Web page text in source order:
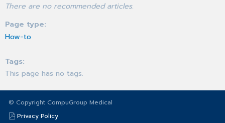
There are no recommended articles.
Page type
How-to
Tags
This page has no tags.
© Copyright CompuGroup Medical
Privacy Policy